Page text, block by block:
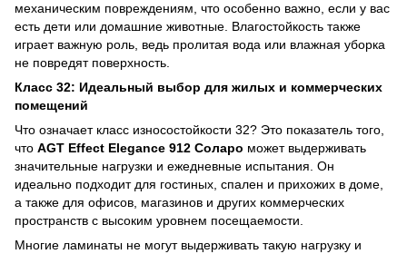
механическим повреждениям, что особенно важно, если у вас
есть дети или домашние животные. Влагостойкость также
играет важную роль, ведь пролитая вода или влажная уборка
не повредят поверхность.
Класс 32: Идеальный выбор для жилых и коммерческих
помещений
Что означает класс износостойкости 32? Это показатель того,
что AGT Effect Elegance 912 Соларо может выдерживать
значительные нагрузки и ежедневные испытания. Он
идеально подходит для гостиных, спален и прихожих в доме,
а также для офисов, магазинов и других коммерческих
пространств с высоким уровнем посещаемости.
Многие ламинаты не могут выдерживать такую нагрузку и